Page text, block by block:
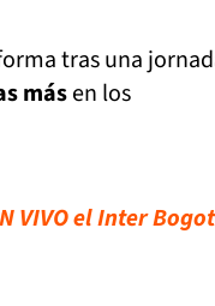
tras una
másen los
VIVO el Inter